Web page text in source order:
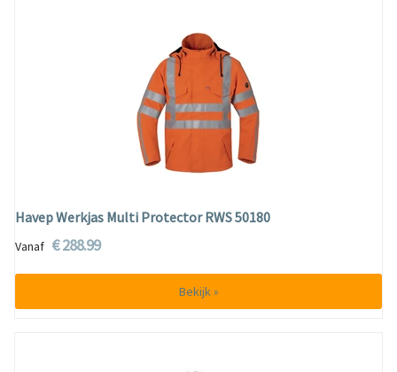
Havep Werkjas Multi Protector RWS 50180
Vanaf € 288.99
Bekijk »